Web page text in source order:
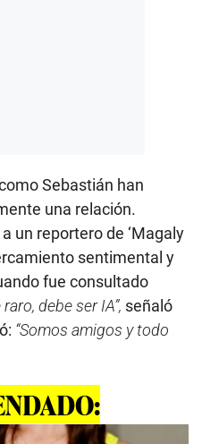
Sebastián han
una relación.
un reportero de ‘Magaly
sentimental y
fue consultado
raro, debe ser IA”, señaló
“Somos amigos y todo